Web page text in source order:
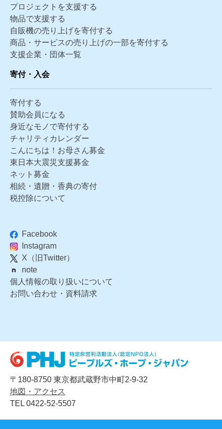
プロジェクトを支援する
物品で支援する
自販機の売り上げを寄付する
商品・サービスの売り上げの一部を寄付する
支援企業・団体一覧
寄付・入会
寄付する
賛助会員になる
身近なモノで寄付する
チャリティカレンダー
こんにちは！お母さん募金
東日本大震災支援募金
ネット募金
相続・遺贈・香典の寄付
税控除について
Facebook
Instagram
X（旧Twitter）
note
個人情報の取り扱いについて
お問い合わせ・資料請求
〒180-8750 東京都武蔵野市中町2-9-32
地図・アクセス
TEL 0422-52-5507